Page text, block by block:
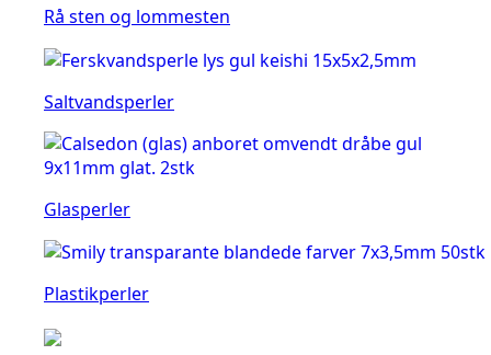
Rå sten og lommesten
Saltvandsperler
Glasperler
Plastikperler